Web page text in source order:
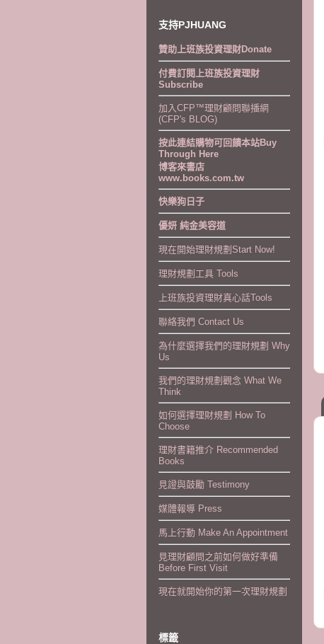
支持PJHUANG
贊助上班族投資理財Donate
付費訂閱上班族投資理財
Subscribe
加入CFP™理財顧問聯播網
(CFP's BLOG)
按此連結購物可回饋本站Buy
Through Here
博客來書店
www.books.com.tw
快樂狗日子
優妍 純金美容道
現在開始理財規劃Start Now!
理財規劃工具 Tools
上班族投資理財真心話Tools
聯絡我們 Contact Us
為什麼選擇我們的理財規劃 Why
Us
我們的理財規劃觀念 What We
Think
如何選擇理財規劃 How To
Choose
理財書籍推介 Recommended
Books
見證與鼓勵 Testimony
媒體報導 Press
馬上行動 Make An Appointment
見理財顧問之前如何做好準備
Before First Visit
現在就開始你的第一次理財規劃
標籤